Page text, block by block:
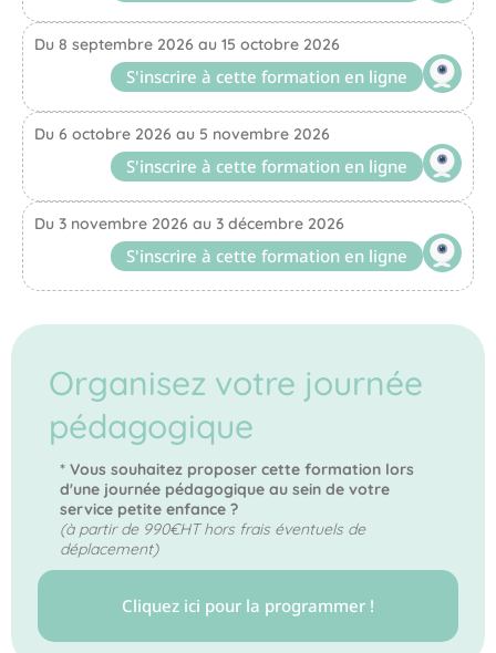
Du 8 septembre 2026 au 15 octobre 2026
S'inscrire à cette formation en ligne
Du 6 octobre 2026 au 5 novembre 2026
S'inscrire à cette formation en ligne
Du 3 novembre 2026 au 3 décembre 2026
S'inscrire à cette formation en ligne
Organisez votre journée
pédagogique
* Vous souhaitez proposer cette formation lors
d'une journée pédagogique au sein de votre
service petite enfance ?
(à partir de 990€HT hors frais éventuels de
déplacement)
Cliquez ici pour la programmer !